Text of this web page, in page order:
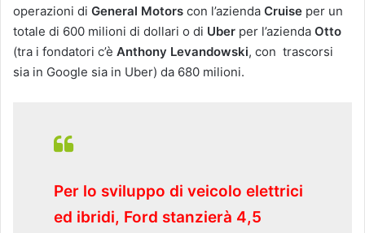
operazioni di General Motors con l’azienda Cruise per un
totale di 600 milioni di dollari o di Uber per l’azienda Otto
(tra i fondatori c’è Anthony Levandowski, con trascorsi
sia in Google sia in Uber) da 680 milioni.
Per lo sviluppo di veicolo elettrici
ed ibridi, Ford stanzierà 4,5